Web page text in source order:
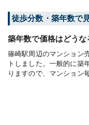
徒歩分数・築年数で
築年数で価格はどうな
篠崎駅周辺のマンション
トしました。一般的に築
りますので、マンション